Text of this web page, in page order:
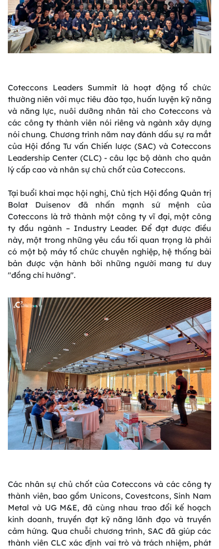
Coteccons Leaders Summit là hoạt động tổ chức
thường niên với mục tiêu đào tạo, huấn luyện kỹ năng
và năng lực, nuôi dưỡng nhân tài cho Coteccons và
các công ty thành viên nói riêng và ngành xây dựng
nói chung. Chương trình năm nay đánh dấu sự ra mắt
của Hội đồng Tư vấn Chiến lược (SAC) và Coteccons
Leadership Center (CLC) - câu lạc bộ dành cho quản
lý cấp cao và nhân sự chủ chốt của Coteccons.
Tại buổi khai mạc hội nghị, Chủ tịch Hội đồng Quản trị
Bolat Duisenov đã nhấn mạnh sứ mệnh của
Coteccons là trở thành một công ty vĩ đại, một công
ty đầu ngành – Industry Leader. Để đạt được điều
này, một trong những yêu cầu tối quan trọng là phải
có một bộ máy tổ chức chuyên nghiệp, hệ thống bài
bản được vận hành bởi những người mang tư duy
"đồng chí hướng".
Các nhân sự chủ chốt của Coteccons và các công ty
thành viên, bao gồm Unicons, Covestcons, Sinh Nam
Metal và UG M&E, đã cùng nhau trao đổi kế hoạch
kinh doanh, truyền đạt kỹ năng lãnh đạo và truyền
cảm hứng. Qua chuỗi chương trình, SAC đã giúp các
thành viên CLC xác định vai trò và trách nhiệm, phát